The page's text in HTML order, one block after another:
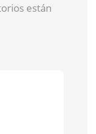
están